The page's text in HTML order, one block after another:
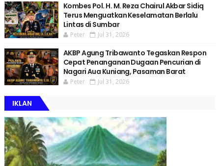
Kombes Pol. H. M. Reza Chairul Akbar Sidiq
Terus Menguatkan Keselamatan Berlalu
Lintas di Sumbar
Peter Jul 31, 2026
AKBP Agung Tribawanto Tegaskan Respon
Cepat Penanganan Dugaan Pencurian di
Nagari Aua Kuniang, Pasaman Barat
Peter Jul 31, 2026
IKLAN